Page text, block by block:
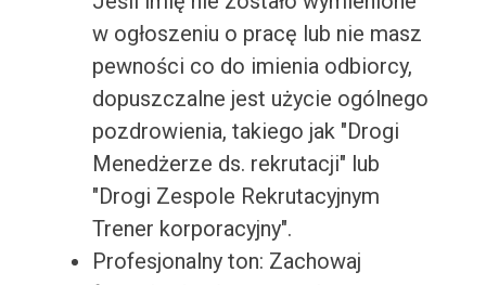
w ogłoszeniu o pracę lub nie masz
pewności co do imienia odbiorcy,
dopuszczalne jest użycie ogólnego
pozdrowienia, takiego jak "Drogi
Menedżerze ds. rekrutacji" lub
"Drogi Zespole Rekrutacyjnym
Trener korporacyjny".
Profesjonalny ton: Zachowaj